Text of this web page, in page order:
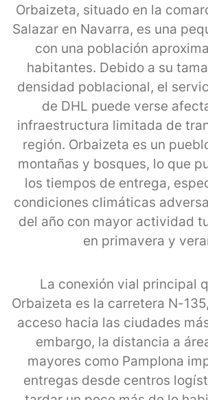
Orbaizeta, situado en la
Salazar en Navarra, es una
con una población
habitantes. Debido a su
densidad poblacional, el
de DHL puede verse
infraestructura limitada de
región. Orbaizeta es un
montañas y bosques, lo que
los tiempos de entrega,
condiciones climáticas
del año con mayor actividad
en primavera y
La conexión vial principal
Orbaizeta es la carretera N-
acceso hacia las ciudades
embargo, la distancia a
mayores como Pamplona
entregas desde centros